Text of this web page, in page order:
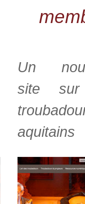
Un
site
aquitains